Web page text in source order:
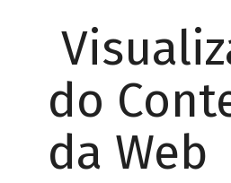
do
da Web